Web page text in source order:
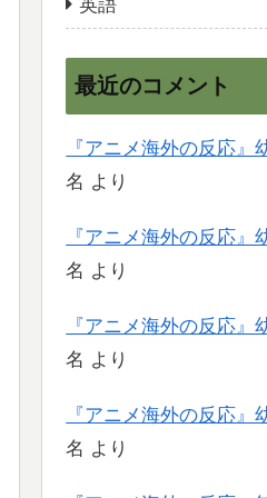
英語
最近のコメント
『アニメ海外の反応
名 より
『アニメ海外の反応
名 より
『アニメ海外の反応
名 より
『アニメ海外の反応
名 より